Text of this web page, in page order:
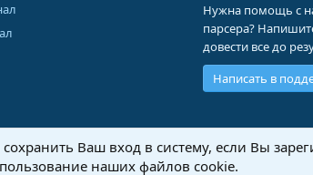
Нужна помощь с
парсера?
довести все до
Написать в
и правила Политика конфиденциальности
Ваш вход в систему, если Вы
наших файлов cookie.